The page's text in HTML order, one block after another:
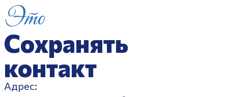
Это
Сохранять
контакт
Адрес: